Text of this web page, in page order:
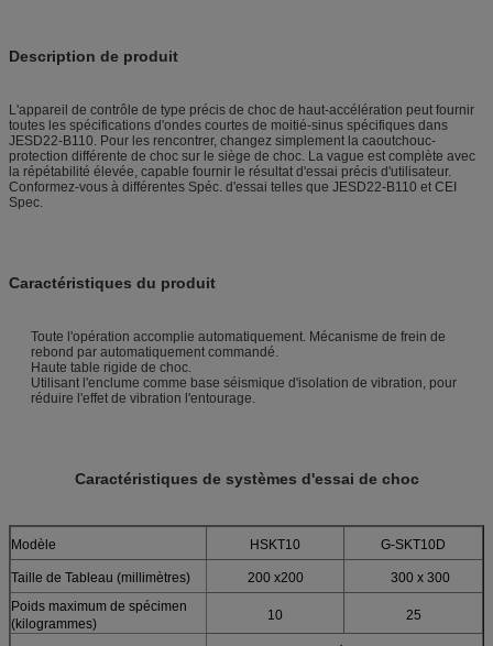
Description de produit
L'appareil de contrôle de type précis de choc de haut-accélération peut fournir
toutes les spécifications d'ondes courtes de moitié-sinus spécifiques dans
JESD22-B110. Pour les rencontrer, changez simplement la caoutchouc-
protection différente de choc sur le siège de choc. La vague est complète avec
la répétabilité élevée, capable fournir le résultat d'essai précis d'utilisateur.
Conformez-vous à différentes Spéc. d'essai telles que JESD22-B110 et CEI
Spec.
Caractéristiques du produit
Toute l'opération accomplie automatiquement. Mécanisme de frein de
rebond par automatiquement commandé.
Haute table rigide de choc.
Utilisant l'enclume comme base séismique d'isolation de vibration, pour
réduire l'effet de vibration l'entourage.
Caractéristiques de systèmes d'essai de choc
Modèle HSKT10 G-SKT10D
Taille de Tableau (millimètres) 200 x200
300 x 300
Poids maximum de spécimen
(kilogrammes)
10 25